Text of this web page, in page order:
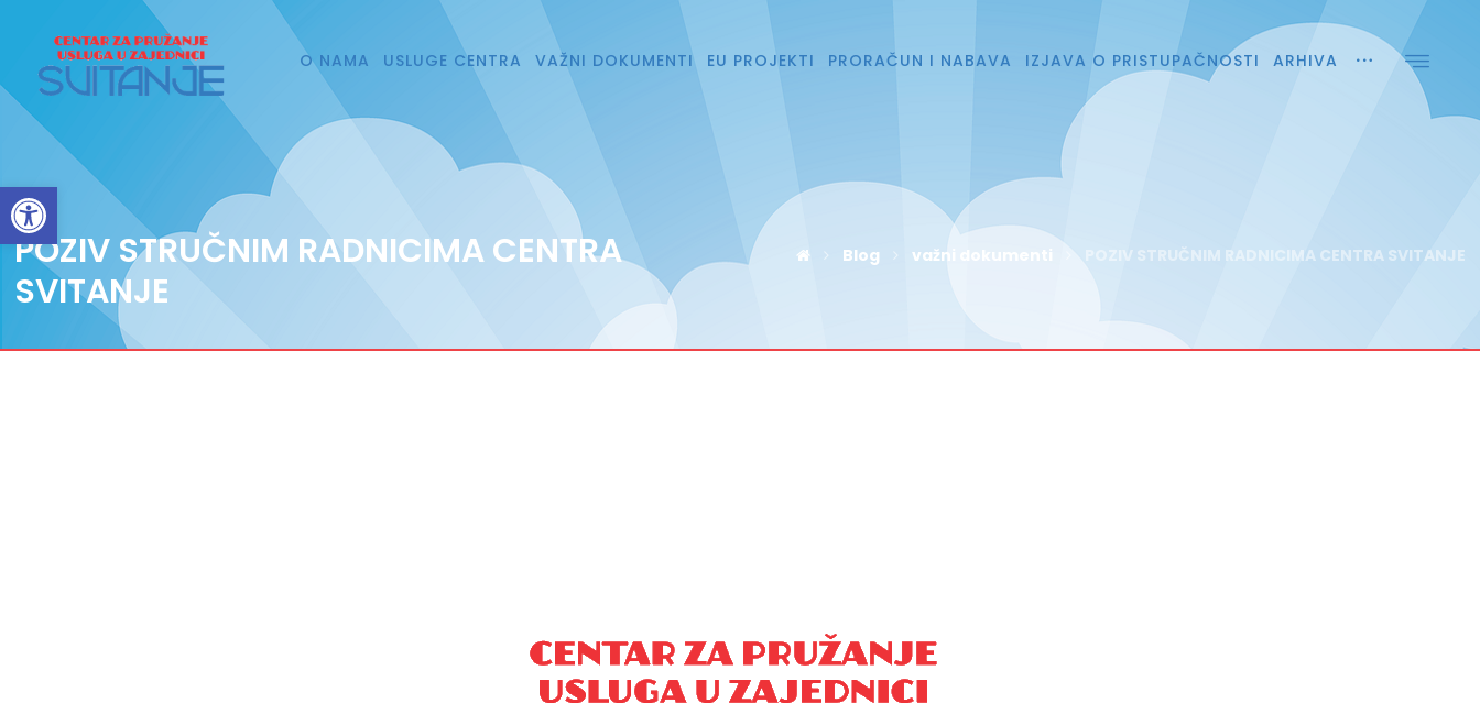
Open toolbar
O NAMA USLUGE CENTRA VAŽNI DOKUMENTI EU PROJEKTI PRORAČUN I NABAVA IZJAVA O PRISTUPAČNOSTI ARHIVA
POZIV STRUČNIM RADNICIMA CENTRA
SVITANJE
Blog važni dokumenti POZIV STRUČNIM RADNICIMA CENTRA SVITANJE